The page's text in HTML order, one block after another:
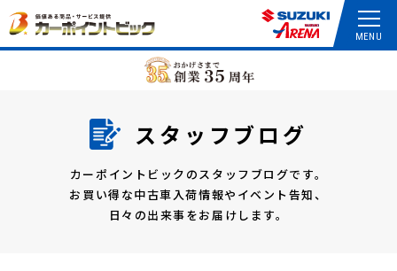
スタッフブログ
カーポイントビックのスタッフブログです。
お買い得な中古車入荷情報やイベント告知、
日々の出来事をお届けします。